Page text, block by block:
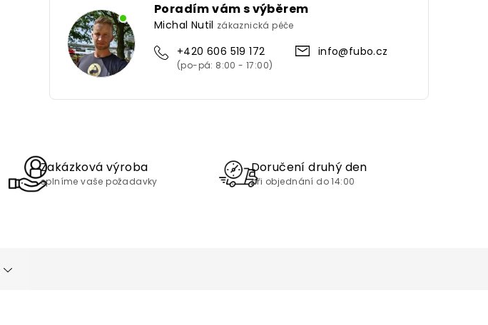
Poradím vám s výběrem
Michal Nutil zákaznická péče
+420 606 519 172 info@fubo.cz
Zakázková výroba
splníme vaše požadavky
Doručení druhý den
při objednání do 14:00